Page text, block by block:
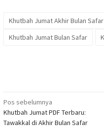
Khutbah Jumat Akhir Bulan Safar
Khutbah Jumat Bulan Safar
Navigasi
pos
Pos sebelumnya
Khutbah Jumat PDF Terbaru:
Tawakkal di Akhir Bulan Safar